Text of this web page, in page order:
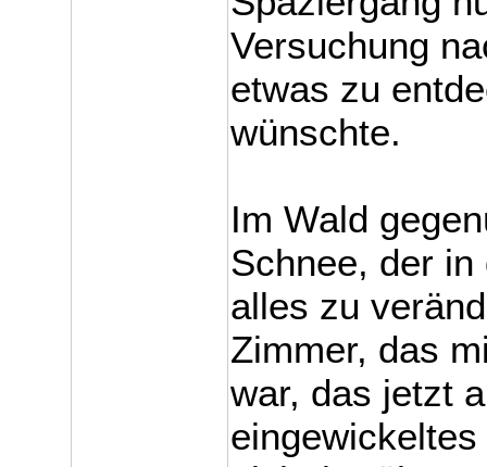
Versuchung
etwas zu
wünschte.
Im Wald
Schnee, der
alles zu
Zimmer, das
war, das jetzt